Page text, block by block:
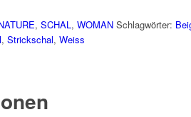
, SCHAL, WOMAN Schlagwörter:
, Strickschal, Weiss